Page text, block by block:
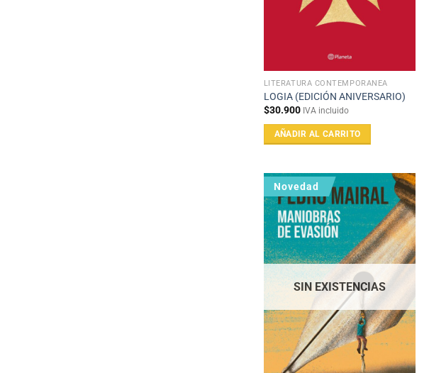
LITERATURA CONTEMPORÁNEA
LOGIA (EDICIÓN ANIVERSARIO)
$30.900 IVA incluido
AÑADIR AL CARRITO
Novedad
SIN EXISTENCIAS